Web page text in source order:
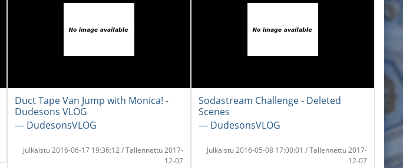
Duct Tape Van Jump with Monica! -
Dudesons VLOG
― DudesonsVLOG
Julkaistu 2016-06-17 19:36:12 / Tallennettu 2017-
12-07
Sodastream Challenge - Deleted
Scenes
― DudesonsVLOG
Julkaistu 2016-05-08 17:00:01 / Tallennettu 2017-
12-07